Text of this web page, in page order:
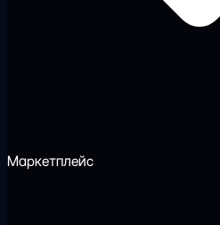
Маркетплейс